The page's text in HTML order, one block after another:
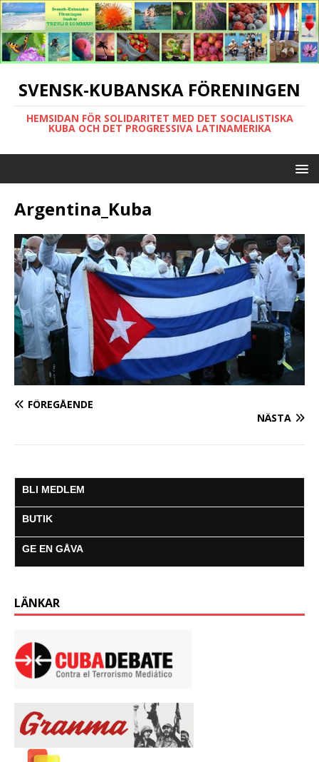
SVENSK-KUBANSKA FÖRENINGEN
HEMSIDAN FÖR SOLIDARITET MED DET SOCIALISTISKA
KUBA OCH DET PROGRESSIVA LATINAMERIKA
Argentina_Kuba
FÖREGÅENDE
NÄSTA
BLI MEDLEM
BUTIK
GE EN GÅVA
LÄNKAR